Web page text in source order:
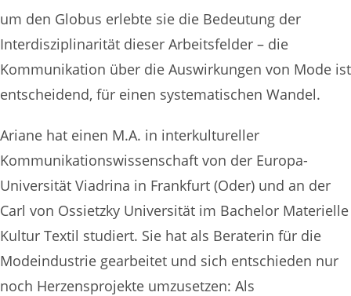
um den Globus erlebte sie die Bedeutung der
Interdisziplinarität dieser Arbeitsfelder – die
Kommunikation über die Auswirkungen von Mode ist
entscheidend, für einen systematischen Wandel.
Ariane hat einen M.A. in interkultureller
Kommunikationswissenschaft von der Europa-
Universität Viadrina in Frankfurt (Oder) und an der
Carl von Ossietzky Universität im Bachelor Materielle
Kultur Textil studiert. Sie hat als Beraterin für die
Modeindustrie gearbeitet und sich entschieden nur
noch Herzensprojekte umzusetzen: Als